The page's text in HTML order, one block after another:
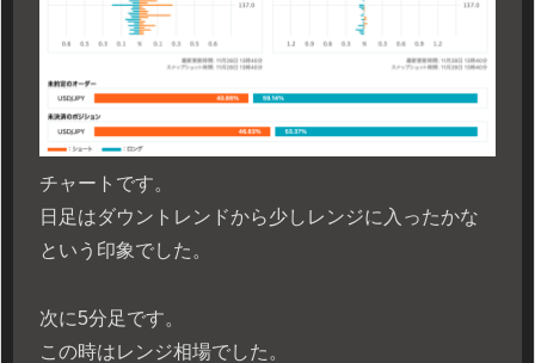
チャートです。
日足はダウントレンドから少しレンジに入ったかな
という印象でした。
次に5分足です。
この時はレンジ相場でした。